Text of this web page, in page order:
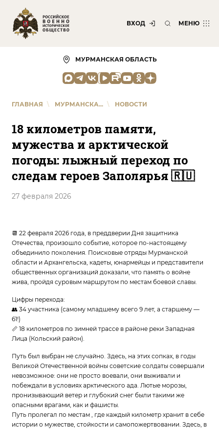
ВХОД МЕНЮ
МУРМАНСКАЯ ОБЛАСТЬ
ГЛАВНАЯ \ МУРМАНСКА... \ НОВОСТИ
18 километров памяти,
мужества и арктической
погоды: лыжный переход по
следам героев Заполярья 🇷🇺
27 февраля 2026
📆 22 февраля 2026 года, в преддверии Дня защитника
Отечества, произошло событие, которое по-настоящему
объединило поколения. Поисковые отряды Мурманской
области и Архангельска, кадеты, юнармейцы и представители
общественных организаций доказали, что память о войне
жива, пройдя суровым маршрутом по местам боевой славы.
Цифры перехода:
👥 34 участника (самому младшему всего 9 лет, а старшему —
61!)
📏 18 километров по зимней трассе в районе реки Западная
Лица (Кольский район).
Путь был выбран не случайно. Здесь, на этих сопках, в годы
Великой Отечественной войны советские солдаты совершали
невозможное: они не просто воевали, они выживали и
побеждали в условиях арктического ада. Лютые морозы,
пронизывающий ветер и глубокий снег были такими же
опасными врагами, как и фашисты.
Путь пролегал по местам , где каждый километр хранит в себе
истории о мужестве, стойкости и самопожертвовании. Здесь, в